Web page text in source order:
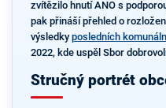
zvítězilo hnutí ANO s
pak přináší přehled o
výsledky posledních
2022, kde uspěl Sbor
Stručný portrét